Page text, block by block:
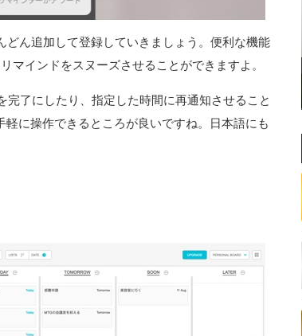
どん追加して登録していきましょう。便利な機能
マインドをスヌーズさせることができますよ。
完了にしたり、指定した時間に再通知させること
に操作できるところが良いですね。日本語にも